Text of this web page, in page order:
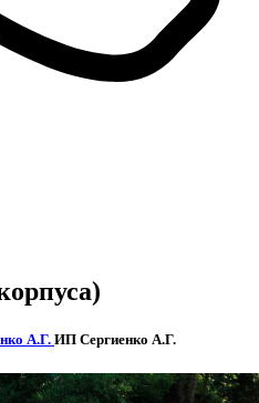
А.Г. ИП Сергиенко А.Г.